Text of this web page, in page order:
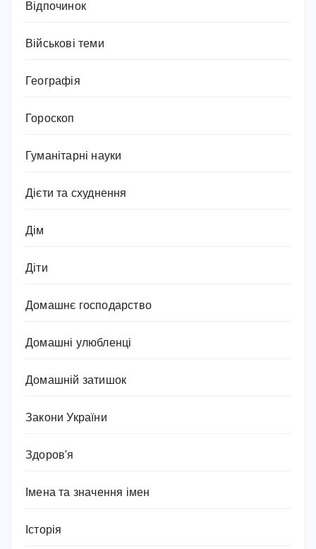
Відпочинок
Військові теми
Географія
Гороскоп
Гуманітарні науки
Дієти та схуднення
Дім
Діти
Домашнє господарство
Домашні улюбленці
Домашній затишок
Закони України
Здоров'я
Імена та значення імен
Історія